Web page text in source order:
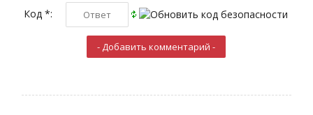
Код *: